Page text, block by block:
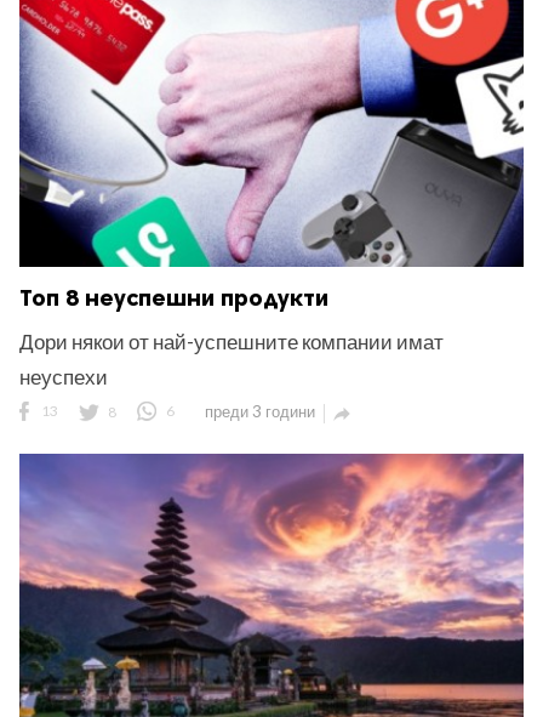
Топ 8 неуспешни продукти
Дори някои от най-успешните компании имат
неуспехи
13 8 6 преди 3 години 